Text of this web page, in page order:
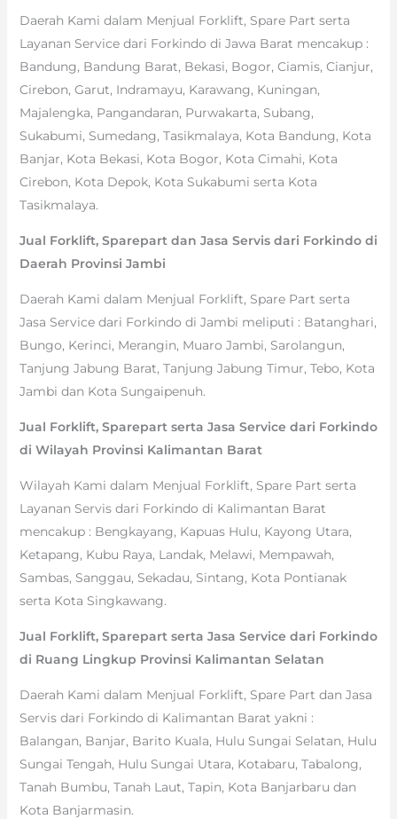
Daerah Kami dalam Menjual Forklift, Spare Part serta
Layanan Service dari Forkindo di Jawa Barat mencakup :
Bandung, Bandung Barat, Bekasi, Bogor, Ciamis, Cianjur,
Cirebon, Garut, Indramayu, Karawang, Kuningan,
Majalengka, Pangandaran, Purwakarta, Subang,
Sukabumi, Sumedang, Tasikmalaya, Kota Bandung, Kota
Banjar, Kota Bekasi, Kota Bogor, Kota Cimahi, Kota
Cirebon, Kota Depok, Kota Sukabumi serta Kota
Tasikmalaya.
Jual Forklift, Sparepart dan Jasa Servis dari Forkindo di
Daerah Provinsi Jambi
Daerah Kami dalam Menjual Forklift, Spare Part serta
Jasa Service dari Forkindo di Jambi meliputi : Batanghari,
Bungo, Kerinci, Merangin, Muaro Jambi, Sarolangun,
Tanjung Jabung Barat, Tanjung Jabung Timur, Tebo, Kota
Jambi dan Kota Sungaipenuh.
Jual Forklift, Sparepart serta Jasa Service dari Forkindo
di Wilayah Provinsi Kalimantan Barat
Wilayah Kami dalam Menjual Forklift, Spare Part serta
Layanan Servis dari Forkindo di Kalimantan Barat
mencakup : Bengkayang, Kapuas Hulu, Kayong Utara,
Ketapang, Kubu Raya, Landak, Melawi, Mempawah,
Sambas, Sanggau, Sekadau, Sintang, Kota Pontianak
serta Kota Singkawang.
Jual Forklift, Sparepart serta Jasa Service dari Forkindo
di Ruang Lingkup Provinsi Kalimantan Selatan
Daerah Kami dalam Menjual Forklift, Spare Part dan Jasa
Servis dari Forkindo di Kalimantan Barat yakni :
Balangan, Banjar, Barito Kuala, Hulu Sungai Selatan, Hulu
Sungai Tengah, Hulu Sungai Utara, Kotabaru, Tabalong,
Tanah Bumbu, Tanah Laut, Tapin, Kota Banjarbaru dan
Kota Banjarmasin.